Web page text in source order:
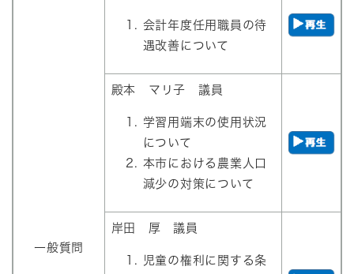
一般質問
会計年度任用職員の待
遇改善について
殿本 マリ子 議員
​学習用端末の使用状況
について
本市における農業人口
減少の対策について
岸田 厚 議員
​児童の権利に関する条